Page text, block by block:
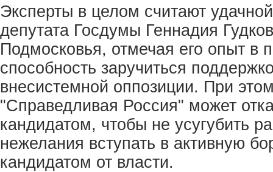
Эксперты в целом считают
депутата Госдумы Геннадия
Подмосковья, отмечая его опыт в
способность заручиться
внесистемной оппозиции. При
"Справедливая Россия" может
кандидатом, чтобы не усугубить
нежелания вступать в активную
кандидатом от власти.